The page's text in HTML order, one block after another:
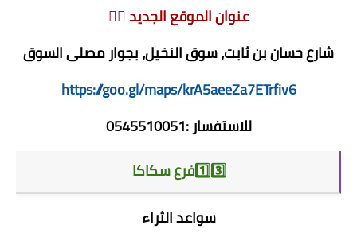
عنوان الموقع الجديد 👇🏻
شارع حسان بن ثابت، سوق النخيل، بجوار مصلى السوق
https://goo.gl/maps/krA5aeeZa7ETrfiv6
للاستفسار :0545510051
1️⃣3️⃣فرع سكاكا
سواعد الثراء